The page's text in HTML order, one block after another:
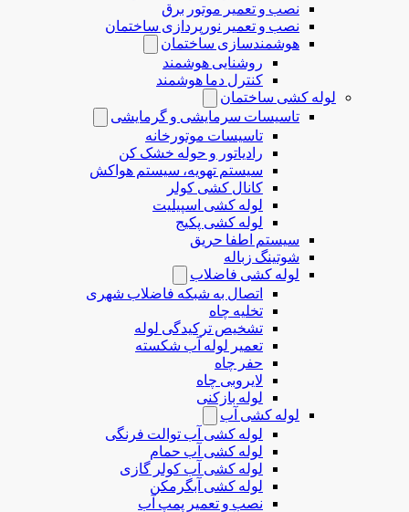
نصب و تعمیر موتور برق
نصب و تعمیر نورپردازی ساختمان
هوشمندسازی ساختمان
روشنایی هوشمند
کنترل دما هوشمند
لوله کشی ساختمان
تاسیسات سرمایشی و گرمایشی
تاسیسات موتورخانه
رادیاتور و حوله خشک کن
سیستم تهویه، سیستم هواکش
کانال کشی کولر
لوله کشی اسپیلیت
لوله کشی پکیج
سیستم اطفا حریق
شوتینگ زباله
لوله كشی فاضلاب
اتصال به شبکه فاضلاب شهری
تخلیه چاه
تشخیص ترکیدگی لوله
تعمیر لوله آب شکسته
حفر چاه
لایروبی چاه
لوله بازکنی
لوله کشی آب
لوله کشی آب توالت فرنگی
لوله کشی آب حمام
لوله کشی آب کولر گازی
لوله کشی آبگرمکن
نصب و تعمیر پمپ آب